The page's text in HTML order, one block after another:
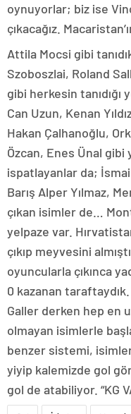
oynuyorlar; biz ise
çıkacağız.
Attila Mocsi gibi
Szoboszlai, Roland
gibi herkesin
Can Uzun, Kenan
Hakan Çalhanoğlu,
Özcan, Enes Ünal gibi
ispatlayanlar da;
Barış Alper Yılmaz,
çıkan isimler de…
yelpaze var.
çıkıp meyvesini
oyuncularla çıkınca
0 kazanan
Galler derken hep en
olmayan isimlerle
benzer sistemi,
yiyip kalemizde gol
gol de atabiliyor. “KG